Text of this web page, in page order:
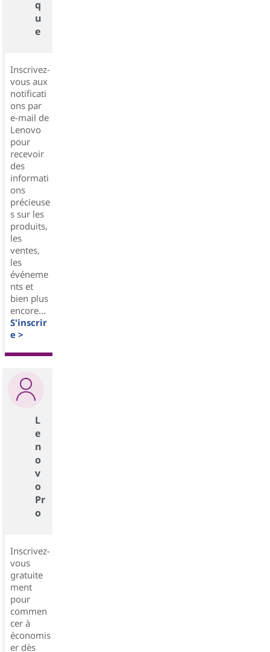
q
u
e
Inscrivez-
vous aux
notificati
ons par
e-mail de
Lenovo
pour
recevoir
des
informati
ons
précieuse
s sur les
produits,
les
ventes,
les
événeme
nts et
bien plus
encore...
S'inscrir
e >
L
e
n
o
v
o
Pr
o
Inscrivez-
vous
gratuite
ment
pour
commen
cer à
économis
er dès